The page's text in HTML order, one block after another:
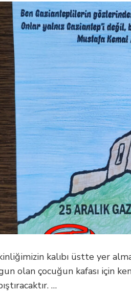
kalıbı üstte yer
olan çocuğun kafası için
…